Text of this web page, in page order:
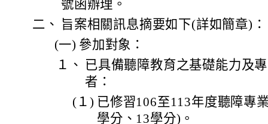
號函辦理。
二、 旨案相關訊息摘要如下(詳如簡章)：
(一) 參加對象：
１、 已具備聽障教育之基礎能力及
者：
(１) 已修習106至113年度聽障專
學分、13學分)。